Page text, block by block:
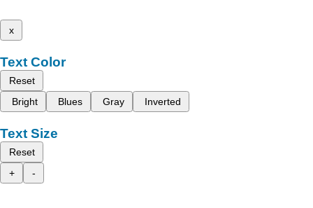
x
Text Color
Reset
Bright
Blues Gray Inverted
Text Size
Reset
+
-